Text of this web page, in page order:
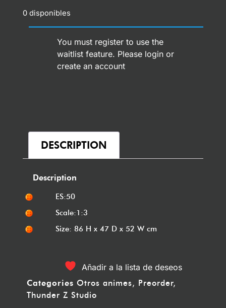
0 disponibles
You must register to use the
waitlist feature. Please login or
create an account
DESCRIPTION
Description
ES:50
Scale:1:3
Size: 86 H x 47 D x 52 W cm
Añadir a la lista de deseos
Categories Otros animes, Preorder,
Thunder Z Studio